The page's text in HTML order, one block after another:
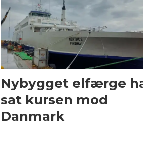
Nybygget elfærge
sat kursen mod
Danmark